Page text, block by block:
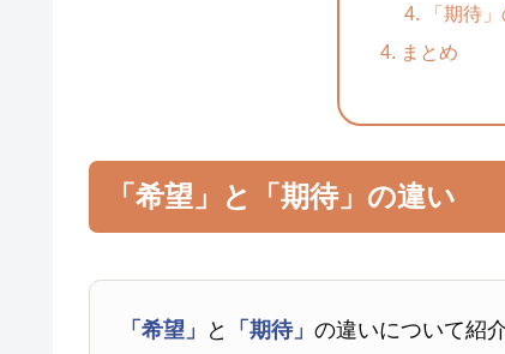
「期待
まとめ
「希望」と「期待」の違い
「希望」 と 「期待」の違いについて紹